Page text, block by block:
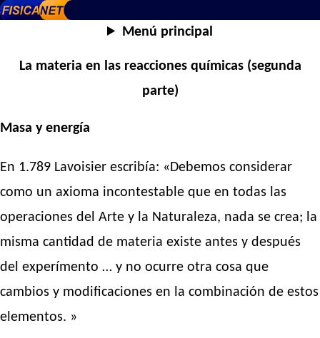
Menú principal
La materia en las reacciones químicas (segunda
parte)
Masa y energía
En 1.789 Lavoisier escribía: «Debemos considerar
como un axioma incontestable que en todas las
operaciones del Arte y la Naturaleza, nada se crea; la
misma cantidad de materia existe antes y después
del experímento … y no ocurre otra cosa que
cambios y modificaciones en la combinación de estos
elementos. »